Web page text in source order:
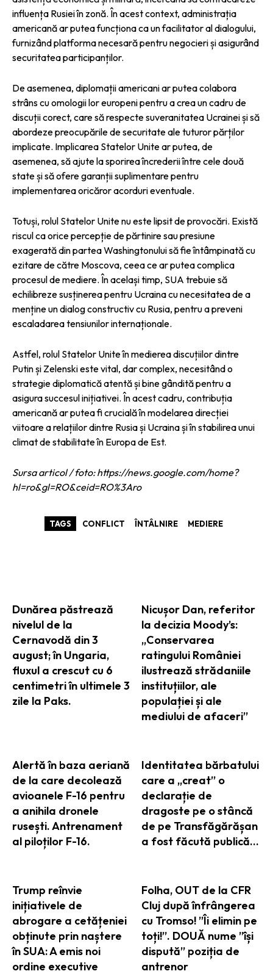
Dunărea păstrează
nivelul de la
Cernavodă din 3
august; în Ungaria,
fluxul a crescut cu 6
centimetri în ultimele 3
zile la Paks.
Nicușor Dan, referitor
la decizia Moody’s:
„Conservarea
ratingului României
ilustrează strădaniile
instituțiilor, ale
populației și ale
mediului de afaceri”
Alertă în baza aeriană
de la care decolează
avioanele F-16 pentru
a anihila dronele
rusești. Antrenament
al piloților F-16.
Identitatea bărbatului
care a „creat” o
declarație de
dragoste pe o stâncă
de pe Transfăgărășan
a fost făcută publică…
Trump reînvie
inițiativele de
abrogare a cetățeniei
obținute prin naștere
în SUA: A emis noi
ordine executive
Folha, OUT de la CFR
Cluj după înfrângerea
cu Tromso! ”Îi elimin pe
toți!”. DOUĂ nume ”își
dispută” poziția de
antrenor
influența Rusiei în zonă. În acest context, administrația
americană ar putea funcționa ca un facilitator al dialogului,
furnizând platforma necesară pentru negocieri și asigurând
securitatea participanților.
De asemenea, diplomații americani ar putea colabora
strâns cu omologii lor europeni pentru a crea un cadru de
discuții corect, care să respecte suveranitatea Ucrainei și să
abordeze preocupările de securitate ale tuturor părților
implicate. Implicarea Statelor Unite ar putea, de
asemenea, să ajute la sporirea încrederii între cele două
state și să ofere garanții suplimentare pentru
implementarea oricăror acorduri eventuale.
Totuși, rolul Statelor Unite nu este lipsit de provocări. Există
riscul ca orice percepție de părtinire sau presiune
exagerată din partea Washingtonului să fie întâmpinată cu
ezitare de către Moscova, ceea ce ar putea complica
procesul de mediere. În același timp, SUA trebuie să
echilibreze susținerea pentru Ucraina cu necesitatea de a
menține un dialog constructiv cu Rusia, pentru a preveni
escaladarea tensiunilor internaționale.
Astfel, rolul Statelor Unite în medierea discuțiilor dintre
Putin și Zelenski este vital, dar complex, necesitând o
strategie diplomatică atentă și bine gândită pentru a
asigura succesul inițiativei. În acest cadru, contribuția
americană ar putea fi crucială în modelarea direcției
viitoare a relațiilor dintre Rusia și Ucraina și în stabilirea unui
climat de stabilitate în Europa de Est.
Sursa articol / foto: https://news.google.com/home?
hl=ro&gl=RO&ceid=RO%3Aro
TAGS CONFLICT ÎNTÂLNIRE MEDIERE